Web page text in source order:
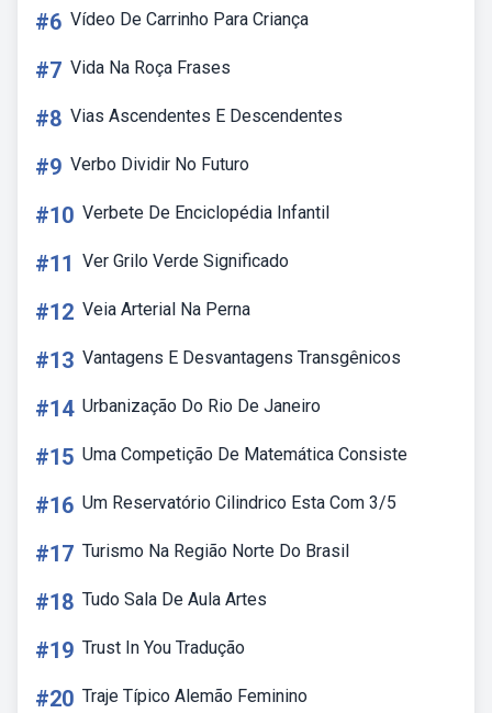
#6 Vídeo De Carrinho Para Criança
#7 Vida Na Roça Frases
#8 Vias Ascendentes E Descendentes
#9 Verbo Dividir No Futuro
#10 Verbete De Enciclopédia Infantil
#11 Ver Grilo Verde Significado
#12 Veia Arterial Na Perna
#13 Vantagens E Desvantagens Transgênicos
#14 Urbanização Do Rio De Janeiro
#15 Uma Competição De Matemática Consiste
#16 Um Reservatório Cilindrico Esta Com 3/5
#17 Turismo Na Região Norte Do Brasil
#18 Tudo Sala De Aula Artes
#19 Trust In You Tradução
#20 Traje Típico Alemão Feminino